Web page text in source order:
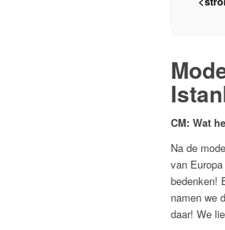
CM: Wat
Na de
van
bedenken!
namen we
daar! We